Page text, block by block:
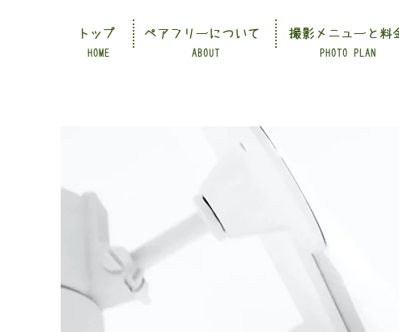
HOME ABOUT PHOTO PLAN
トップ ペアフリーについて 撮影メニューと料